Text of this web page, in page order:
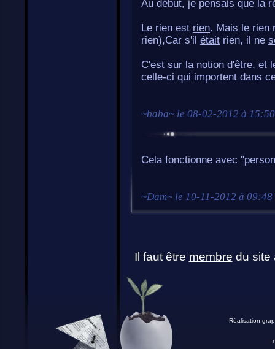
Au début, je pensais que la
Le rien est rien. Mais le rien
rien),Car s'il était rien, il ne
C'est sur la notion d'être, et
celle-ci qui importent dans
~baba~ le 08-02-2012 à 15:50
Cela fonctionne avec
~Dam~ le 10-11-2012 à 09:48
Il faut être membre du site
Réalisation